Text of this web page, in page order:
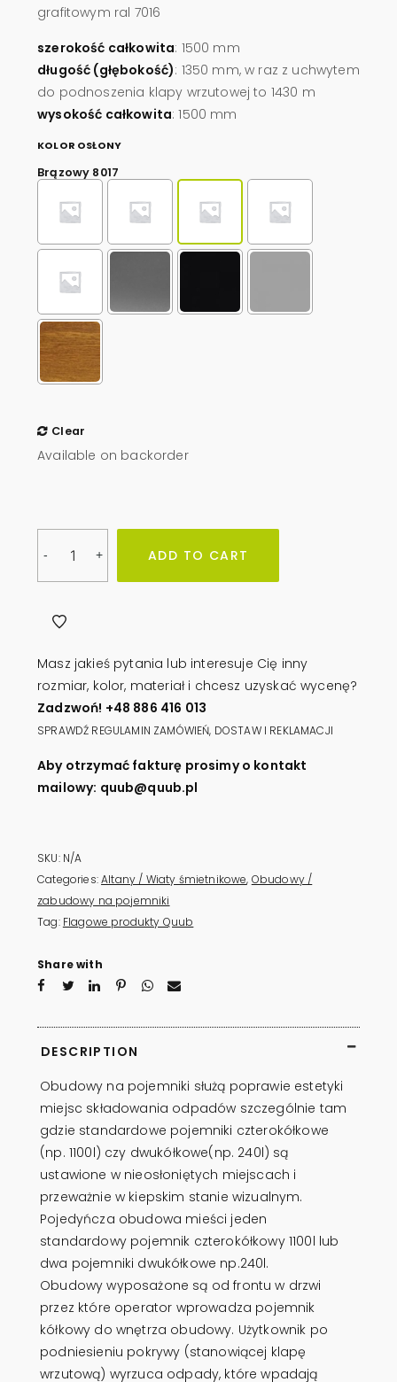
grafitowym ral 7016
szerokość całkowita: 1500 mm
długość (głębokość): 1350 mm, w raz z uchwytem
do podnoszenia klapy wrzutowej to 1430 m
wysokość całkowita: 1500 mm
KOLOR OSŁONY
Brązowy 8017
Clear
Available on backorder
-
na
pojemniki
QUUB
quantity
+ ADD TO CART
Masz jakieś pytania lub interesuje Cię inny
rozmiar, kolor, materiał i chcesz uzyskać wycenę?
Zadzwoń! +48 886 416 013
SPRAWDŹ REGULAMIN ZAMÓWIEŃ, DOSTAW I REKLAMACJI
Aby otrzymać fakturę prosimy o kontakt
mailowy: quub@quub.pl
SKU: N/A
Categories:Altany / Wiaty śmietnikowe, Obudowy /
zabudowy na pojemniki
Tag: Flagowe produkty Quub
Share with
DESCRIPTION
Obudowy na pojemniki służą poprawie estetyki
miejsc składowania odpadów szczególnie tam
gdzie standardowe pojemniki czterokółkowe
(np. 1100l) czy dwukółkowe(np. 240l) są
ustawione w nieosłoniętych miejscach i
przeważnie w kiepskim stanie wizualnym.
Pojedyńcza obudowa mieści jeden
standardowy pojemnik czterokółkowy 1100l lub
dwa pojemniki dwukółkowe np.240l.
Obudowy wyposażone są od frontu w drzwi
przez które operator wprowadza pojemnik
kółkowy do wnętrza obudowy. Użytkownik po
podniesieniu pokrywy (stanowiącej klapę
wrzutową) wyrzuca odpady, które wpadają